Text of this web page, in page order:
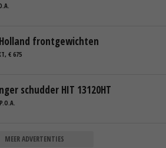
frontgewichten
€ 675
schudder HIT 13120HT
MEER ADVERTENTIES